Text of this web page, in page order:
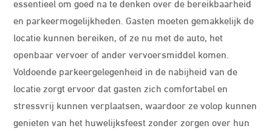
en parkeermogelijkheden. Gasten moeten gemakkelijk de
locatie kunnen bereiken, of ze nu met de auto, het
openbaar vervoer of ander vervoersmiddel komen.
Voldoende parkeergelegenheid in de nabijheid van de
locatie zorgt ervoor dat gasten zich comfortabel en
stressvrij kunnen verplaatsen, waardoor ze volop kunnen
genieten van het huwelijksfeest zonder zorgen over hun